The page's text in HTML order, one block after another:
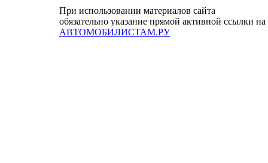
При использовании материалов сайта
обязательно указание прямой активной ссылки на
АВТОМОБИЛИСТАМ.РУ